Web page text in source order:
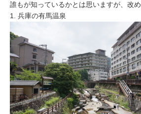
誰もが知っているかとは思いますが、改め
1. 兵庫の有馬温泉